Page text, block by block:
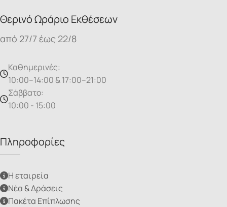
Θερινό Ωράριο Εκθέσεων
από 27/7 έως 22/8
Καθημερινές:
10:00–14:00 & 17:00–21:00
Σάββατο:
10:00 - 15:00
Πληροφορίες
Η εταιρεία
Νέα & Δράσεις
Πακέτα Επίπλωσης